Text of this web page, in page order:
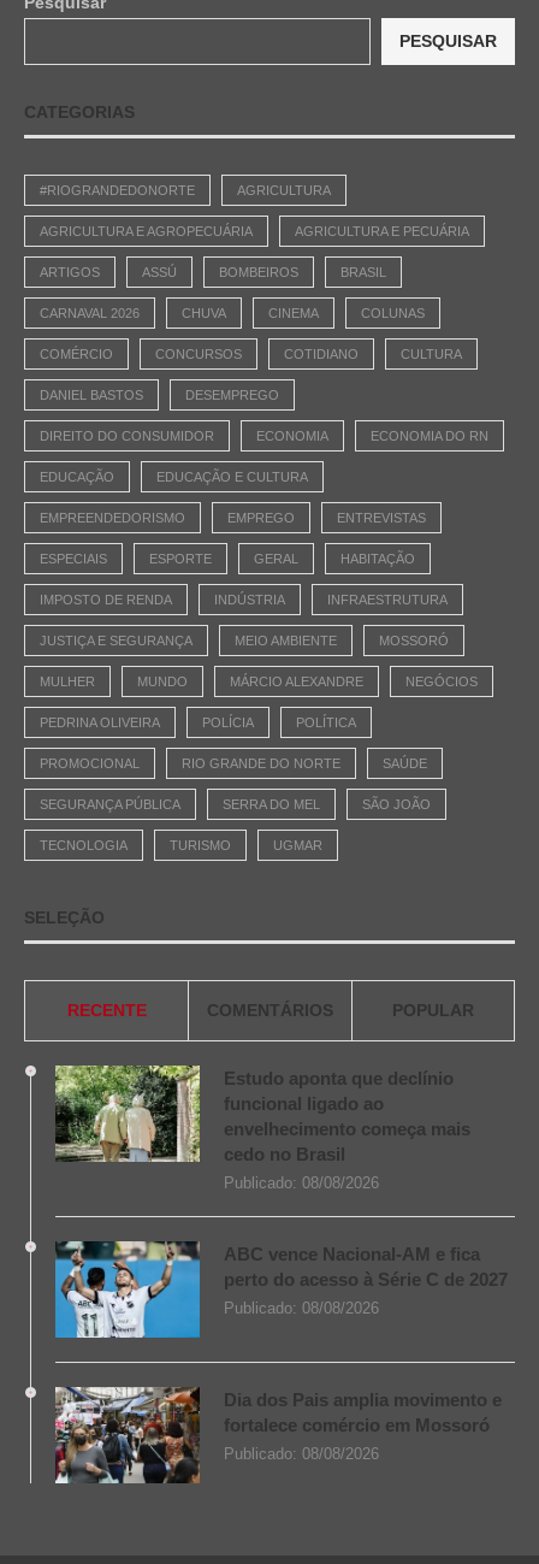
PESQUISAR
CATEGORIAS
#RIOGRANDEDONORTE AGRICULTURA
AGRICULTURA E AGROPECUÁRIA AGRICULTURA E PECUÁRIA
ARTIGOS ASSÚ BOMBEIROS BRASIL
CARNAVAL 2026 CHUVA CINEMA COLUNAS
COMÉRCIO CONCURSOS COTIDIANO CULTURA
DANIEL BASTOS DESEMPREGO
DIREITO DO CONSUMIDOR ECONOMIA ECONOMIA DO RN
EDUCAÇÃO EDUCAÇÃO E CULTURA
EMPREENDEDORISMO EMPREGO ENTREVISTAS
ESPECIAIS ESPORTE GERAL HABITAÇÃO
IMPOSTO DE RENDA INDÚSTRIA INFRAESTRUTURA
JUSTIÇA E SEGURANÇA MEIO AMBIENTE MOSSORÓ
MULHER MUNDO MÁRCIO ALEXANDRE NEGÓCIOS
PEDRINA OLIVEIRA POLÍCIA POLÍTICA
PROMOCIONAL RIO GRANDE DO NORTE SAÚDE
SEGURANÇA PÚBLICA SERRA DO MEL SÃO JOÃO
TECNOLOGIA TURISMO UGMAR
SELEÇÃO
RECENTE COMENTÁRIOS POPULAR
Estudo aponta que declínio
funcional ligado ao
envelhecimento começa mais
cedo no Brasil
Publicado: 08/08/2026
ABC vence Nacional-AM e fica
perto do acesso à Série C de 2027
Publicado: 08/08/2026
Dia dos Pais amplia movimento e
fortalece comércio em Mossoró
Publicado: 08/08/2026